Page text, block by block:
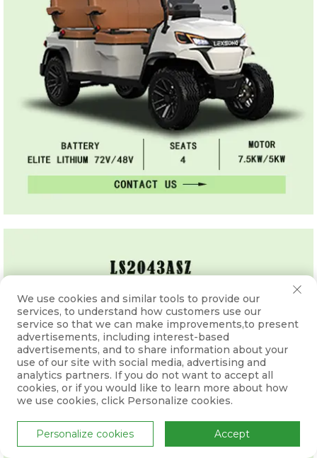
We use cookies and similar tools to provide our
services, to understand how customers use our
service so that we can make improvements,to present
advertisements, including interest-based
advertisements, and to share information about your
use of our site with social media, advertising and
analytics partners. If you do not want to accept all
cookies, or if you would like to learn more about how
we use cookies, click Personalize cookies.
Personalize cookies Accept